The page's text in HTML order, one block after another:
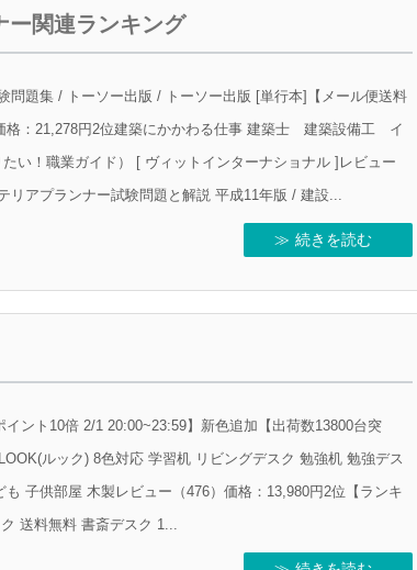
ー関連ランキング
問題集 / トーソー出版 / トーソー出版 [単行本]【メール便送料
格：21,278円2位建築にかかわる仕事 建築士 建築設備工 イ
い！職業ガイド） [ ヴィットインターナショナル ]レビュー
リアプランナー試験問題と解説 平成11年版 / 建設...
続きを読む
ント10倍 2/1 20:00~23:59】新色追加【出荷数13800台突
ルック) 8色対応 学習机 リビングデスク 勉強机 勉強デス
子供部屋 木製レビュー（476）価格：13,980円2位【ランキ
送料無料 書斎デスク 1...